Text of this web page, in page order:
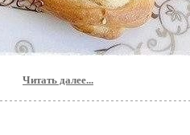
Читать далее...